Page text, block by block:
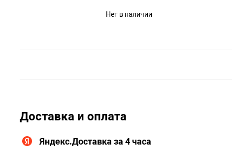
Нет в наличии
Доставка и оплата
Яндекс.Доставка за 4 часа